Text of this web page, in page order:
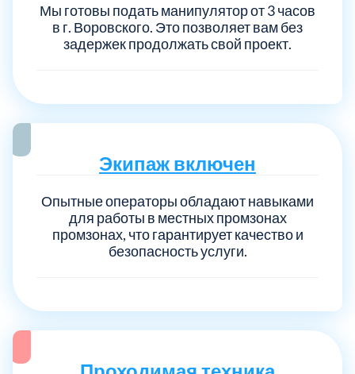
Мы готовы подать манипулятор от 3 часов
в г. Воровского. Это позволяет вам без
задержек продолжать свой проект.
Экипаж включен
Опытные операторы обладают навыками
для работы в местных промзонах
промзонах, что гарантирует качество и
безопасность услуги.